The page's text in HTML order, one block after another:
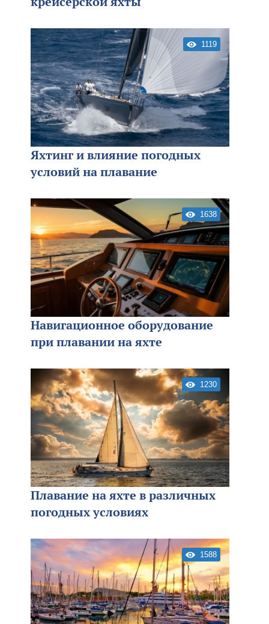
1119
Яхтинг и влияние погодных
условий на плавание
1638
Навигационное оборудование
при плавании на яхте
1230
Плавание на яхте в различных
погодных условиях
1588